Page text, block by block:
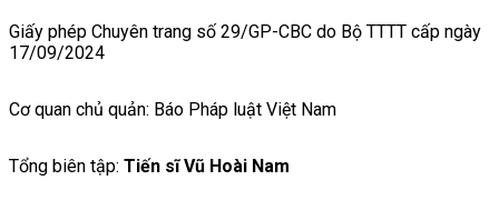
Giấy phép Chuyên trang số 29/GP-CBC do Bộ TTTT cấp ngày
17/09/2024
Cơ quan chủ quản: Báo Pháp luật Việt Nam
Tổng biên tập: Tiến sĩ Vũ Hoài Nam